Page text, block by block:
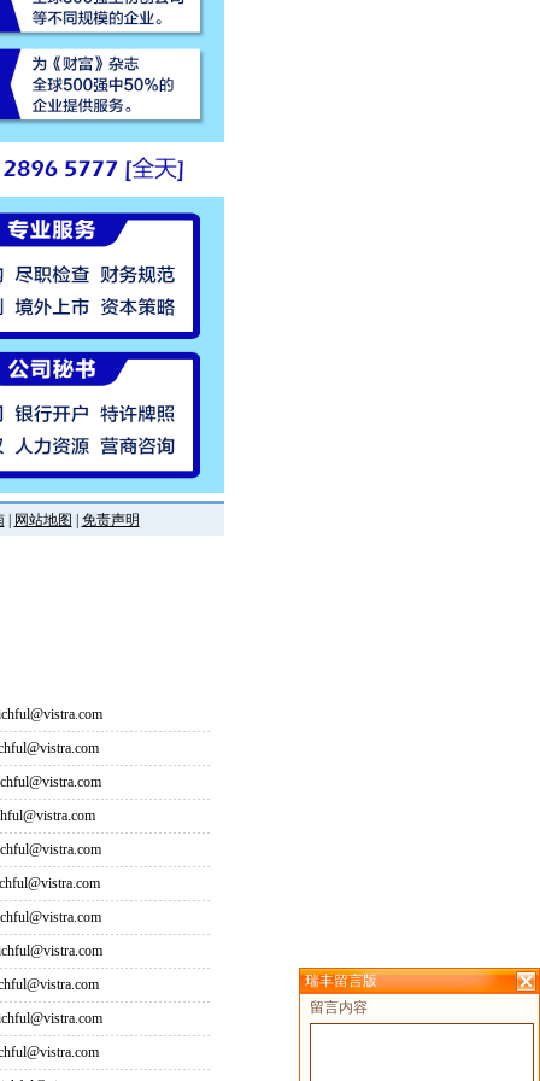
| 网站地图 免责声明
瑞丰留言版
留言内容